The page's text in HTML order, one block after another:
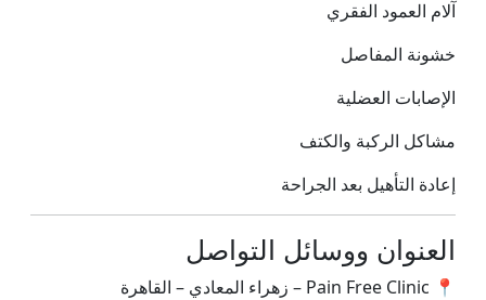
آلام العمود الفقري
خشونة المفاصل
الإصابات العضلية
مشاكل الركبة والكتف
إعادة التأهيل بعد الجراحة
العنوان ووسائل التواصل
📍 Pain Free Clinic – زهراء المعادي – القاهرة